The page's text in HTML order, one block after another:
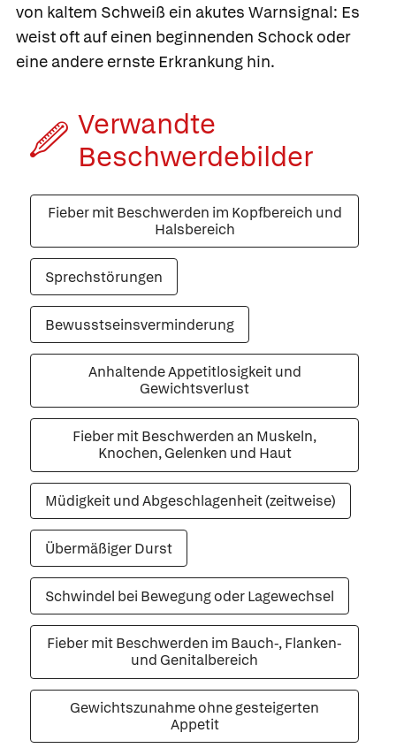
von kaltem Schweiß ein akutes Warnsignal: Es
weist oft auf einen beginnenden Schock oder
eine andere ernste Erkrankung hin.
Verwandte
Beschwerde­bilder
Fieber mit Beschwerden im Kopfbereich und
Halsbereich
Sprechstörungen
Bewusstseinsverminderung
Anhaltende Appetitlosigkeit und
Gewichtsverlust
Fieber mit Beschwerden an Muskeln,
Knochen, Gelenken und Haut
Müdigkeit und Abgeschlagenheit (zeitweise)
Übermäßiger Durst
Schwindel bei Bewegung oder Lagewechsel
Fieber mit Beschwerden im Bauch-, Flanken-
und Genitalbereich
Gewichtszunahme ohne gesteigerten
Appetit